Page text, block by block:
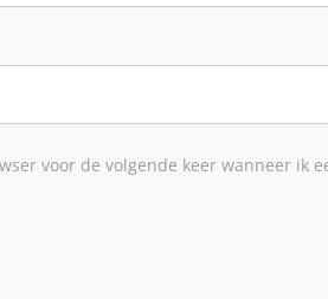
voor de volgende keer wanneer ik